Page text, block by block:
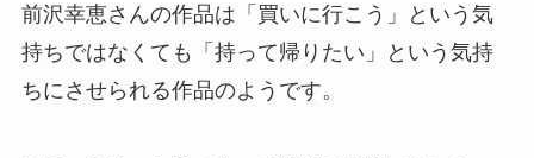
前沢幸恵さんの作品は「買いに行こう」という気
持ちではなくても「持って帰りたい」という気持
ちにさせられる作品のようです。